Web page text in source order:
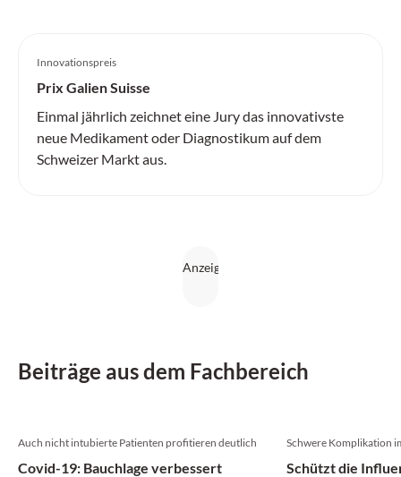
Innovationspreis
Prix Galien Suisse
Einmal jährlich zeichnet eine Jury das innovativste
neue Medikament oder Diagnostikum auf dem
Schweizer Markt aus.
Beiträge aus dem Fachbereich
Auch nicht intubierte Patienten profitieren deutlich
Covid-19: Bauchlage verbessert
Schwere Komplikation
Schützt die